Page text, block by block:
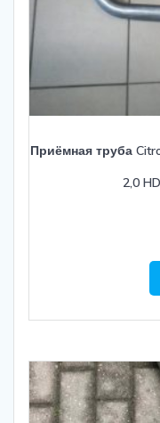
Приёмная труба
2,0